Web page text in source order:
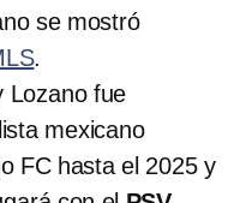
se mostró
.
Lozano fue
mexicano
FC hasta el 2025 y